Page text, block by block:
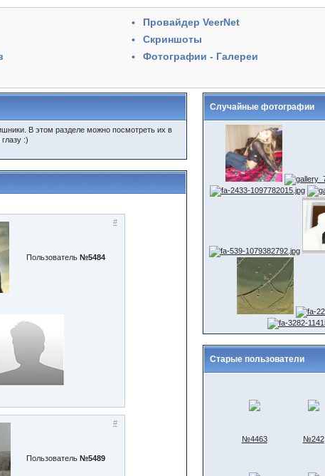
Провайдер VeerNet
Скриншоты
Фотографии - Галереи
В этом разделе можно посмотреть их в
:)
#
Пользователь №5484
#
Пользователь №5489
Случайные фотографии
Старые пользователи
№4463 №242